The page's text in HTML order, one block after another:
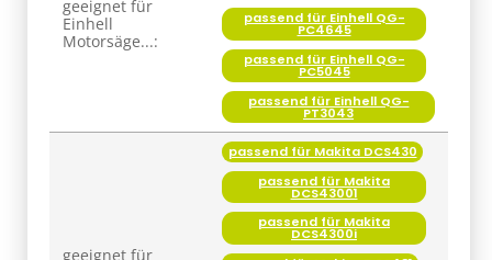
passend für Einhell QG-
PC5045
passend für Einhell QG-
PT3043
passend für Makita DCS430
passend für Makita
DCS43001
passend für Makita
DCS4300i
passend für Makita DCS431
passend für Makita DCS520